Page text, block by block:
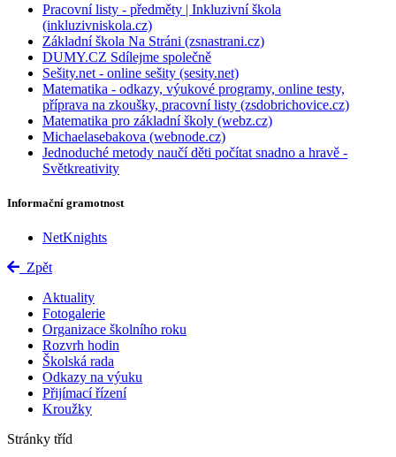
Pracovní listy - předměty | Inkluzivní škola
(inkluzivniskola.cz)
Základní škola Na Stráni (zsnastrani.cz)
DUMY.CZ Sdílejme společně
Sešity.net - online sešity (sesity.net)
Matematika - odkazy, výukové programy, online testy,
příprava na zkoušky, pracovní listy (zsdobrichovice.cz)
Matematika pro základní školy (webz.cz)
Michaelasebakova (webnode.cz)
Jednoduché metody naučí děti počítat snadno a hravě -
Světkreativity
Informační gramotnost
NetKnights
Zpět
Aktuality
Fotogalerie
Organizace školního roku
Rozvrh hodin
Školská rada
Odkazy na výuku
Přijímací řízení
Kroužky
Stránky tříd